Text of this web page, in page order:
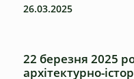
26.03.2025
22 березня 2025
архітектурно-